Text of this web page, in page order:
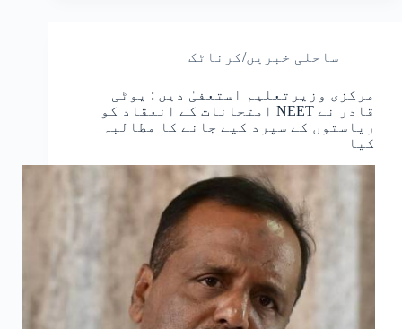
ساحلی خبریں/کرناٹک
مرکزی وزیرتعلیم استعفیٰ دیں : یوٹی
قادر نے NEET امتحانات کے انعقاد کو
ریاستوں کے سپرد کیے جانے کا مطالبہ
کیا